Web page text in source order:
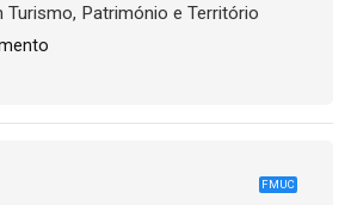
Turismo, Património e Território
FMUC